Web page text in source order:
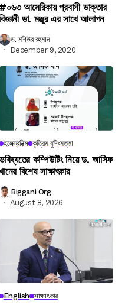
#০৬৩ আমেরিকায় প্রবাসী ডাক্তার
ডা. মঞ্জুর এর সাথে আলাপন
ড. মশিউর রহমান
December 9, 2020
ইলেক্ট্রনিক্স কৃত্রিম বুদ্ধিমত্তা
কম্পিউটিং নিয়ে ড. আসিফ
বিশেষ সাক্ষাৎকার
Biggani Org
August 8, 2026
English সাক্ষাৎকার